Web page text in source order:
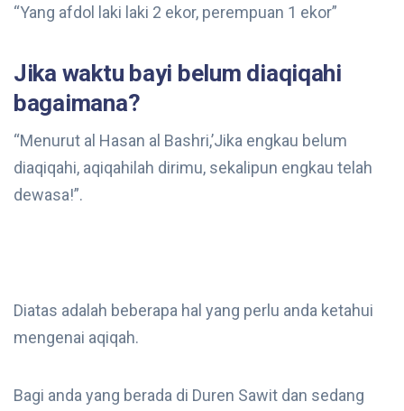
“Yang afdol laki laki 2 ekor, perempuan 1 ekor”
Jika waktu bayi belum diaqiqahi
bagaimana?
“Menurut al Hasan al Bashri,’Jika engkau belum
diaqiqahi, aqiqahilah dirimu, sekalipun engkau telah
dewasa!”.
Diatas adalah beberapa hal yang perlu anda ketahui
mengenai aqiqah.
Bagi anda yang berada di Duren Sawit dan sedang